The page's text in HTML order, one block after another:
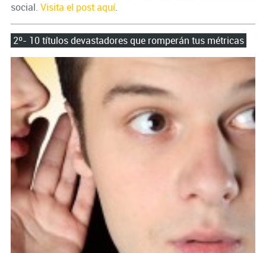
social. Visita el post aquí.
2º- 10 títulos devastadores que romperán tus métricas